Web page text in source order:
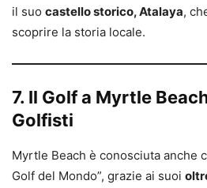
il suo castello storico, Atalaya,
scoprire la storia locale.
7. Il Golf a Myrtle
Golfisti
Myrtle Beach è conosciuta anche
Golf del Mondo”, grazie ai suoi